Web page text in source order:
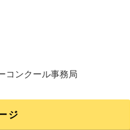
コンクール事務局
ジ